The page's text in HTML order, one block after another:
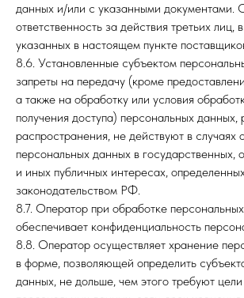
данных и/или с указанными документами.
ответственность за действия третьих лиц,
указанных в настоящем пункте
8.6. Установленные субъектом
запреты на передачу (кроме
а также на обработку или условия
получения доступа) персональных данных,
распространения, не действуют в случаях
персональных данных в государственных,
и иных публичных интересах,
законодательством РФ.
8.7. Оператор при обработке
обеспечивает конфиденциальность
8.8. Оператор осуществляет хранение
в форме, позволяющей определить
данных, не дольше, чем этого требуют